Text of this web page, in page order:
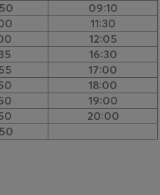
09:10
11:30
12:05
16:30
17:00
18:00
19:00
20:00